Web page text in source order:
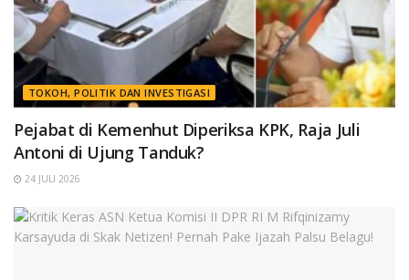
TOKOH, POLITIK DAN INVESTIGASI
Pejabat di Kemenhut Diperiksa KPK, Raja Juli
Antoni di Ujung Tanduk?
24 JULI 2026